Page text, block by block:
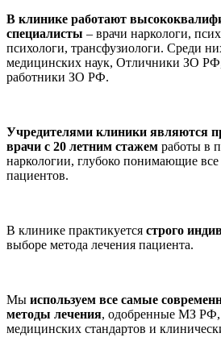
В клинике работают
специалисты – врачи наркологи,
психологи, трансфузиологи. Среди
медицинских наук, Отличники ЗО
работники ЗО РФ.
Учредителями клиники являются
врачи с 20 летним стажем работы в
наркологии, глубоко понимающие все
пациентов.
В клинике практикуется строго
выборе метода лечения пациента.
Мы используем все самые
методы лечения, одобренные МЗ РФ,
медицинских стандартов и